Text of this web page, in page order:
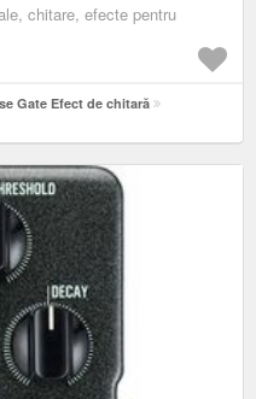
chitare, efecte pentru
Gate Efect de chitară